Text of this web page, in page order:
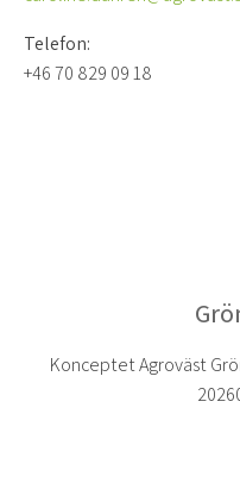
Telefon:
+46 70 829 09 18
Konceptet Agroväst